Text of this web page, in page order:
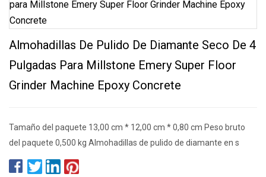
Almohadillas De Pulido De Diamante Seco De 4
Pulgadas Para Millstone Emery Super Floor
Grinder Machine Epoxy Concrete
Tamaño del paquete 13,00 cm * 12,00 cm * 0,80 cm Peso bruto
del paquete 0,500 kg Almohadillas de pulido de diamante en s